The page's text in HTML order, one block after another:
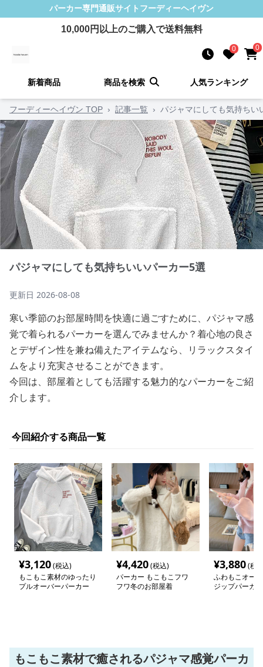
パーカー専門通販サイト フーディーヘイヴン
10,000円以上のご購入で送料無料
0 0
新着商品 商品を検索 人気ランキング
フーディーヘイヴン TOP › 記事一覧 › パジャマにしても気持ちい
パジャマにしても気持ちいいパーカー5選
更新日 2026-08-08
寒い季節のお部屋時間を快適に過ごすために、パジャマ感
覚で着られるパーカーを選んでみませんか？着心地の良さ
とデザイン性を兼ね備えたアイテムなら、リラックスタイ
ムをより充実させることができます。
今回は、部屋着としても活躍する魅力的なパーカーをご紹
介します。
今回紹介する商品一覧
¥3,120(税込)
もこもこ素材のゆったり
プルオーバーパーカー
¥4,420(税込)
パーカー もこもこフワ
フワ冬のお部屋着
¥3,880(税
ふわもこオー
ジップパーカー
もこもこ素材で癒されるパジャマ感覚パーカ